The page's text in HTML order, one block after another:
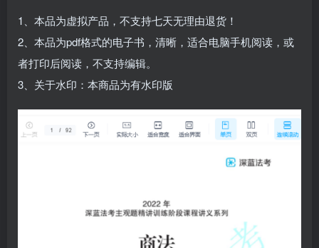
1、本品为虚拟产品，不支持七天无理由退货！
2、本品为pdf格式的电子书，清晰，适合电脑手机阅读，或
者打印后阅读，不支持编辑。
3、关于水印：本商品为有水印版